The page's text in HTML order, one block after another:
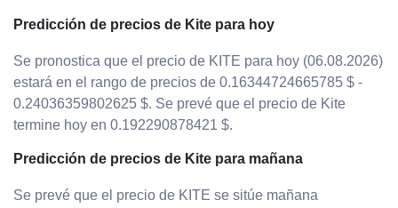
Predicción de precios de Kite para hoy
Se pronostica que el precio de KITE para hoy (06.08.2026)
estará en el rango de precios de 0.16344724665785 $ -
0.24036359802625 $. Se prevé que el precio de Kite
termine hoy en 0.192290878421 $.
Predicción de precios de Kite para mañana
Se prevé que el precio de KITE se sitúe mañana